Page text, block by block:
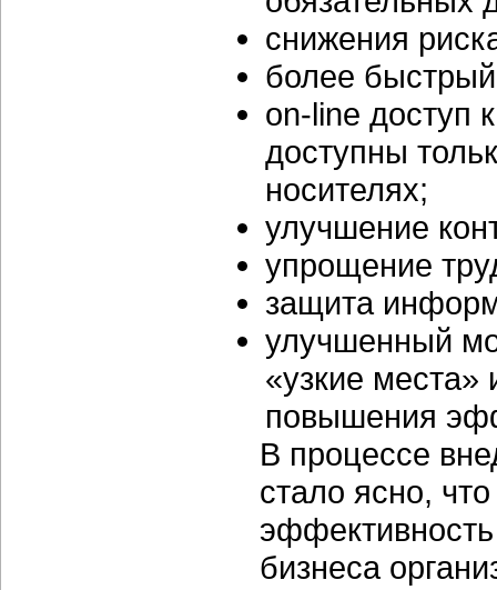
снижения
более
on-line доступ
доступны
носителях;
улучшение
упрощение
защита
улучшенный
«узкие
повышения
В процессе
стало ясно,
бизнеса